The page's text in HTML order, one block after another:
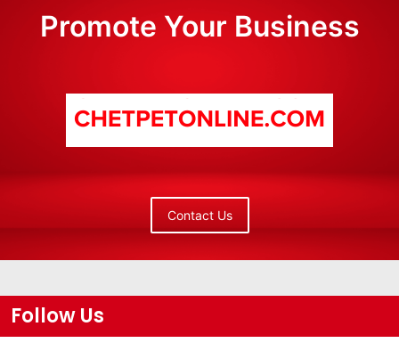
Promote Your Business
Contact Us
Follow Us